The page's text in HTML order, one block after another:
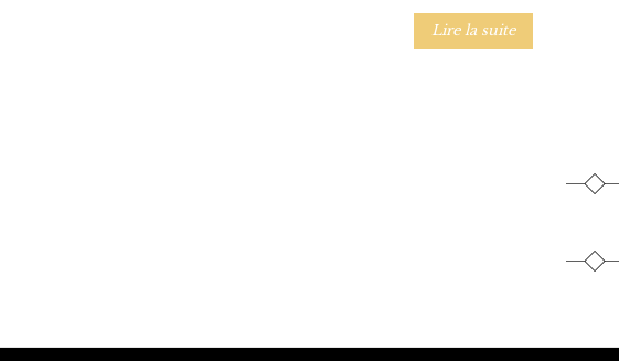
Lire la suite